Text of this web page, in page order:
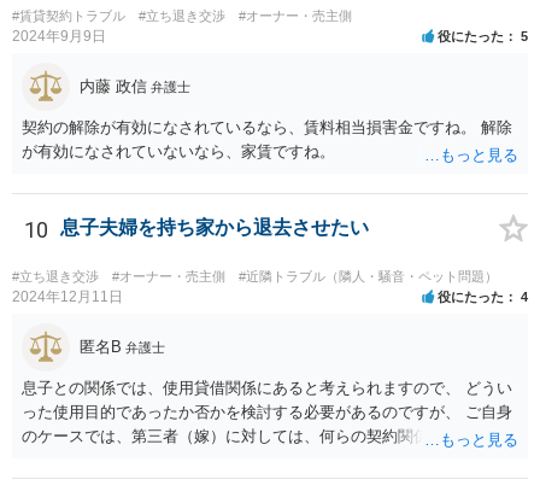
す。
#賃貸契約トラブル #立ち退き交渉 #オーナー・売主側
2024年9月9日 役にたった 5
内藤 政信 弁護士
契約の解除が有効になされているなら、賃料相当損害金ですね。 解除
が有効になされていないなら、家賃ですね。
10 息子夫婦を持ち家から退去させたい
#立ち退き交渉 #オーナー・売主側 #近隣トラブル（隣人・騒音・ペット問題）
2024年12月11日 役にたった 4
匿名B 弁護士
息子との関係では、使用貸借関係にあると考えられますので、 どうい
った使用目的であったか否かを検討する必要があるのですが、 ご自身
のケースでは、第三者（嫁）に対しては、何らの契約関係にもなく、
るまで賃料相当の損害賠償を続ける）。また、息子との関係でも、勝